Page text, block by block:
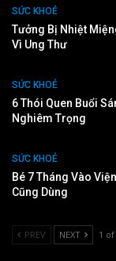
SỨC KHOẺ
Tưởng Bị Nhiệt
Vì Ung Thư
SỨC KHOẺ
6 Thói Quen Buổi
Nghiêm Trọng
SỨC KHOẺ
Bé 7 Tháng Vào
Cũng Dùng
PREV NEXT 1 of